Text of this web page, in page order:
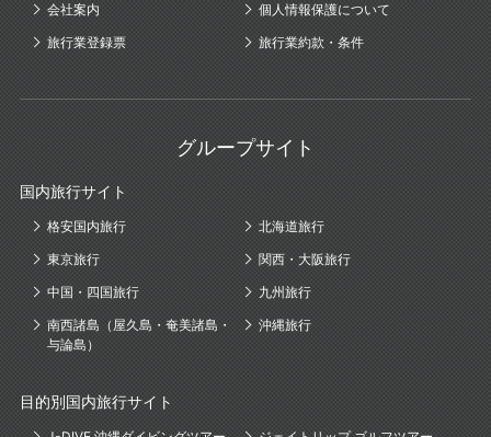
会社案内
個人情報保護について
旅行業登録票
旅行業約款・条件
グループサイト
国内旅行サイト
格安国内旅行
北海道旅行
東京旅行
関西・大阪旅行
中国・四国旅行
九州旅行
南西諸島（屋久島・奄美諸島・
与論島）
沖縄旅行
目的別国内旅行サイト